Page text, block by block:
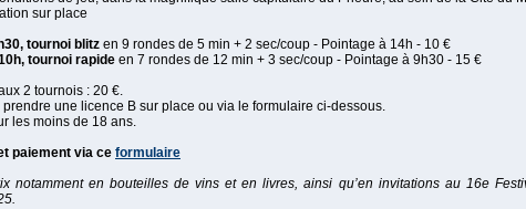
sur place
tournoi blitz en 9 rondes de 5 min + 2 sec/coup - Pointage à 14h - 10 €
tournoi rapide en 7 rondes de 12 min + 3 sec/coup - Pointage à 9h30 - 15 €
2 tournois : 20 €.
prendre une licence B sur place ou via le formulaire ci-dessous.
les moins de 18 ans.
paiement via ce formulaire
notamment en bouteilles de vins et en livres, ainsi qu’en invitations au 16e